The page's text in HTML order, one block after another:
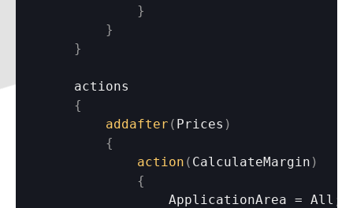
}
}
}
actions
{
addafter ( Prices )
{
action ( CalculateMargin )
{
ApplicationArea = All